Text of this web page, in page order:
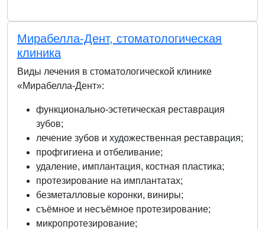
Мирабелла-Дент, стоматологическая
клиника
Виды лечения в стоматологической клинике
«Мирабелла-Дент»:
функционально-эстетическая реставрация
зубов;
лечение зубов и художественная реставрация;
профгигиена и отбеливание;
удаление, имплантация, костная пластика;
протезирование на имплантатах;
безметалловые коронки, виниры;
съёмное и несъёмное протезирование;
микропротезирование;